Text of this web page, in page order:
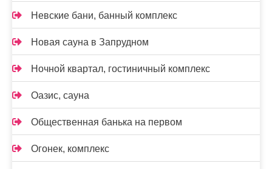
Невские бани, банный комплекс
Новая сауна в Запрудном
Ночной квартал, гостиничный комплекс
Оазис, сауна
Общественная банька на первом
Огонек, комплекс